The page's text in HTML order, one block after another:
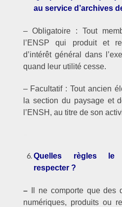
au service d’archives
– Obligatoire : Tout
l’ENSP qui produit et
d’intérêt général dans
quand leur utilité cesse.
– Facultatif : Tout ancien
la section du paysage et
l’ENSH, au titre de son
Quelles règles le
respecter ?
–
Il ne comporte que des
numériques, produits ou